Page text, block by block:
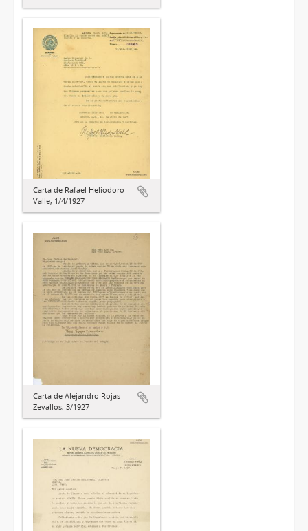
Carta de Rafael Heliodoro
Valle, 1/4/1927
Carta de Alejandro Rojas
Zevallos, 3/1927